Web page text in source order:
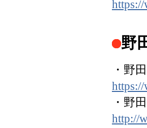
野
・野
・野
http://